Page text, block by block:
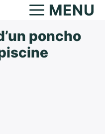
MENU
poncho